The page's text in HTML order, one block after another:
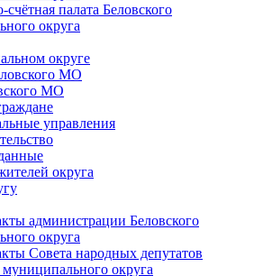
палата Беловского
округа
округе
МО
МО
управления
округа
администрации Беловского
округа
Совета народных депутатов
муниципального округа